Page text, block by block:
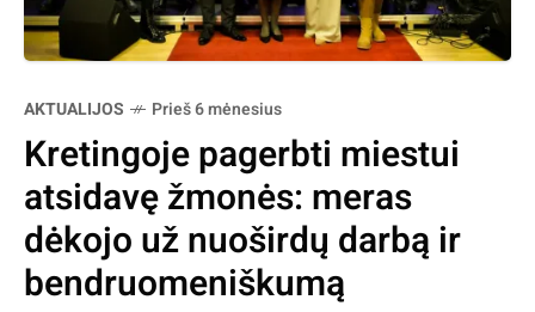
AKTUALIJOS Prieš 6 mėnesius
Kretingoje pagerbti miestui
atsidavę žmonės: meras
dėkojo už nuoširdų darbą ir
bendruomeniškumą